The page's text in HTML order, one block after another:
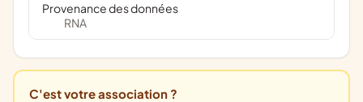
Provenance des données
RNA
C'est votre association ?